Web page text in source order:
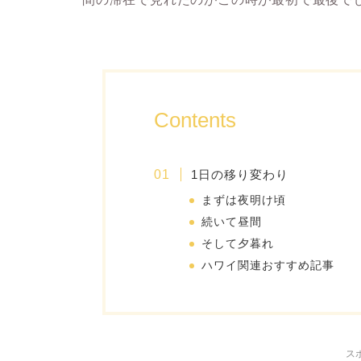
Contents
1日の移り変わり
まずは夜明け頃
続いて昼間
そして夕暮れ
ハワイ関連おすすめ記事
ス